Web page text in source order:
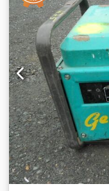
odpružení Objem
při 2 500 ot/min
diesel Převodovka:
385/95R24, vzorek
Podrobnější údaje
popis není
uvedené údaje